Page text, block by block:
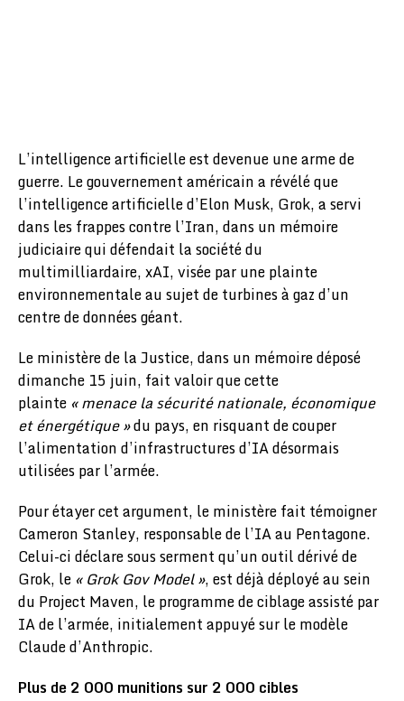
L’intelligence artificielle est devenue une arme de
guerre. Le gouvernement américain a révélé que
l’intelligence artificielle d’Elon Musk, Grok, a servi
dans les frappes contre l’Iran, dans un mémoire
judiciaire qui défendait la société du
multimilliardaire, xAI, visée par une plainte
environnementale au sujet de turbines à gaz d’un
centre de données géant.
Le ministère de la Justice, dans un mémoire déposé
dimanche 15 juin, fait valoir que cette
plainte « menace la sécurité nationale, économique
et énergétique »du pays, en risquant de couper
l’alimentation d’infrastructures d’IA désormais
utilisées par l’armée.
Pour étayer cet argument, le ministère fait témoigner
Cameron Stanley, responsable de l’IA au Pentagone.
Celui-ci déclare sous serment qu’un outil dérivé de
Grok, le « Grok Gov Model », est déjà déployé au sein
du Project Maven, le programme de ciblage assisté par
IA de l’armée, initialement appuyé sur le modèle
Claude d’Anthropic.
Plus de 2 000 munitions sur 2 000 cibles